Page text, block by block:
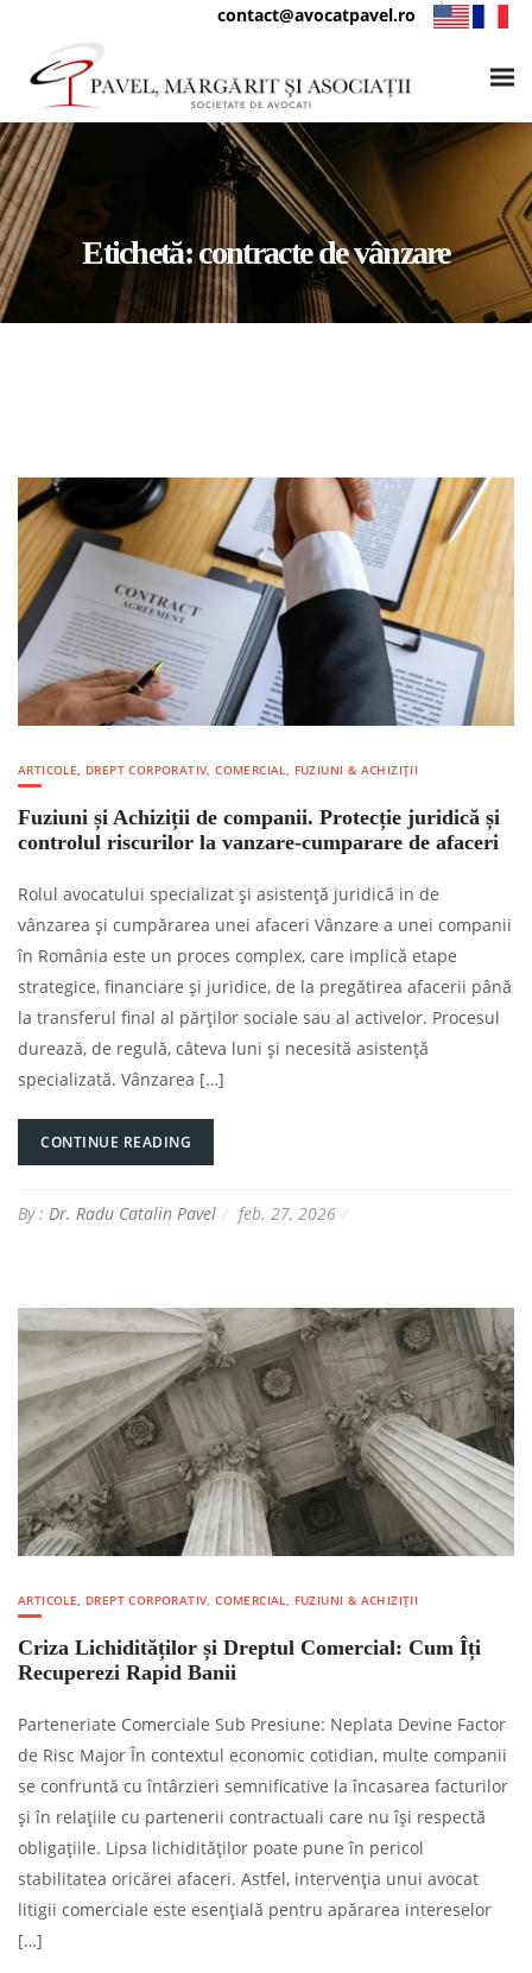
contact@avocatpavel.ro
Etichetă:contracte de vânzare
ARTICOLE, DREPT CORPORATIV, COMERCIAL, FUZIUNI & ACHIZIȚII
Fuziuni și Achiziții de companii. Protecție juridică și
controlul riscurilor la vanzare-cumparare de afaceri
Rolul avocatului specializat și asistență juridică in de
vânzarea și cumpărarea unei afaceri Vânzare a unei companii
în România este un proces complex, care implică etape
strategice, financiare și juridice, de la pregătirea afacerii până
la transferul final al părților sociale sau al activelor. Procesul
durează, de regulă, câteva luni și necesită asistență
specializată. Vânzarea […]
CONTINUE READING
By : Dr. Radu Catalin Pavel feb. 27, 2026
ARTICOLE, DREPT CORPORATIV, COMERCIAL, FUZIUNI & ACHIZIȚII
Criza Lichidităților și Dreptul Comercial: Cum Îți
Recuperezi Rapid Banii
Parteneriate Comerciale Sub Presiune: Neplata Devine Factor
de Risc Major În contextul economic cotidian, multe companii
se confruntă cu întârzieri semnificative la încasarea facturilor
și în relațiile cu partenerii contractuali care nu își respectă
obligațiile. Lipsa lichidităților poate pune în pericol
stabilitatea oricărei afaceri. Astfel, intervenția unui avocat
litigii comerciale este esențială pentru apărarea intereselor
[…]